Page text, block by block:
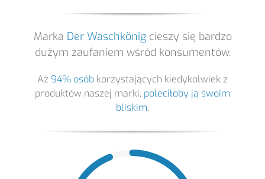
Marka Der Waschkönigcieszy się bardzo
dużym zaufaniem wśród konsumentów.
Aż 94% osób korzystających kiedykolwiek z
produktów naszej marki, poleciłoby ją swoim
bliskim.